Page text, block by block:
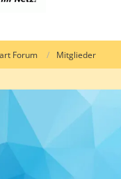
Forum Mitglieder